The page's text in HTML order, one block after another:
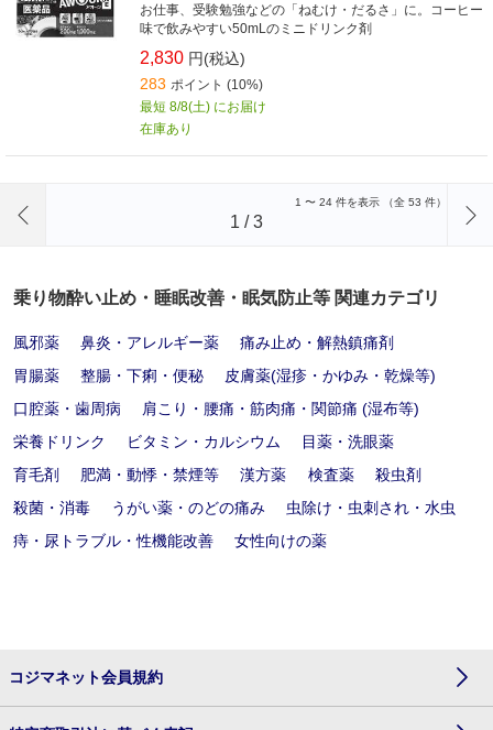
お仕事、受験勉強などの「ねむけ・だるさ」に。コーヒー
味で飲みやすい50mLのミニドリンク剤
2,830 円(税込)
283 ポイント (10%)
最短 8/8(土) にお届け
在庫あり
1 〜 24 件を表示 （全 53 件）
1 /3
乗り物酔い止め・睡眠改善・眠気防止等 関連カテゴリ
風邪薬 鼻炎・アレルギー薬
痛み止め・解熱鎮痛剤
胃腸薬
整腸・下痢・便秘
皮膚薬(湿疹・かゆみ・乾燥等)
口腔薬・歯周病
肩こり・腰痛・筋肉痛・関節痛 (湿布等)
栄養ドリンク
ビタミン・カルシウム
目薬・洗眼薬
育毛剤
肥満・動悸・禁煙等 漢方薬 検査薬
殺虫剤
殺菌・消毒
うがい薬・のどの痛み
虫除け・虫刺され・水虫
痔・尿トラブル・性機能改善
女性向けの薬
コジマネット会員規約